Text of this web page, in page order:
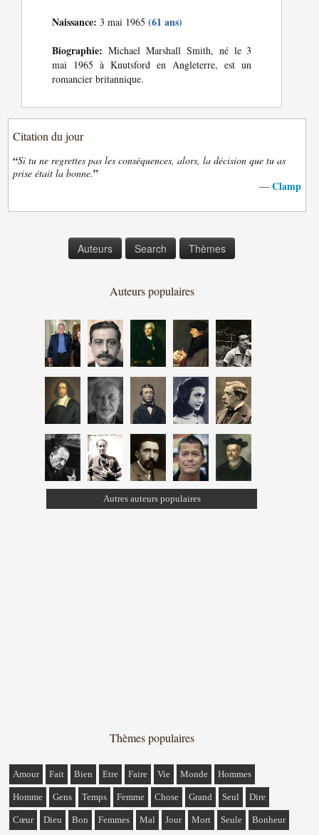
Naissance: 3 mai 1965(61 ans)
Biographie: Michael Marshall Smith, né le 3
mai 1965 à Knutsford en Angleterre, est un
romancier britannique.
Citation du jour
“Si tu ne regrettes pas les conséquences, alors, la décision que tu as
prise était la bonne.”
— Clamp
Auteurs Search Thèmes
Auteurs populaires
Autres auteurs populaires
Thèmes populaires
Amour Fait Bien Etre Faire Vie Monde Hommes
Homme Gens Temps Femme Chose Grand Seul Dire
Cœur Dieu Bon Femmes Mal Jour Mort Seule Bonheur